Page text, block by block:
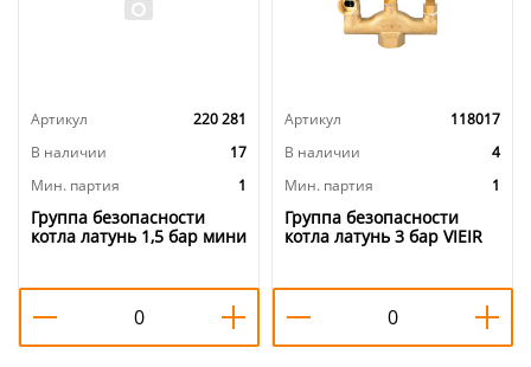
Артикул
220 281
В наличии
17
Мин. партия
1
Группа безопасности
котла латунь 1,5 бар мини
Артикул
118017
В наличии
4
Мин. партия
1
Группа безопасности
котла латунь 3 бар VIEIR